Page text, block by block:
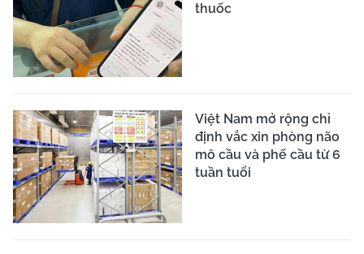
thuốc
Việt Nam mở rộng chỉ
định vắc xin phòng não
mô cầu và phế cầu từ 6
tuần tuổi